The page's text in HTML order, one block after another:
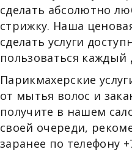
сделать абсолютно
стрижку. Наша
сделать услуги
пользоваться каждый
Парикмахерские
от мытья волос и
получите в нашем
своей очереди,
заранее по телефону